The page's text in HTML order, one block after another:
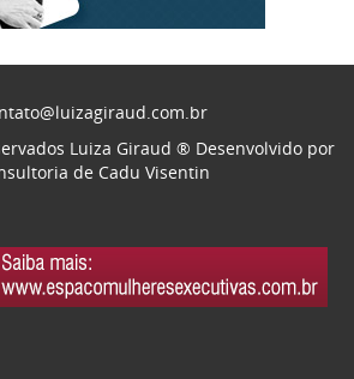
Luiza Giraud ® Desenvolvido por
de Cadu Visentin